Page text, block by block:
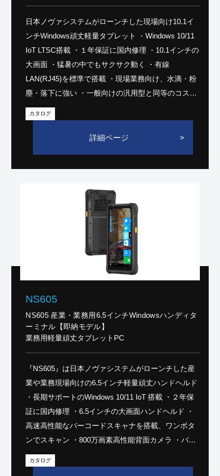
日本ノヴァシステムがローンチした現場向け10.1イ
ンチWindows頑丈軽量タブレット ・Windows 10/11
IoT LTSC搭載 ・１年保証に国内修理 ・10.1インチの
大画面 ・猛暑の中でもサクサク動く ・有線
LAN(RJ45)を標準で搭載 ・現場業務向け、水滴・粉
塵・落下に強い ・一般向けの汎用型と同等のコスト
感 ・即納可能
カタログ
詳細ページ
NS605
NS605 産業・業務用6.5インチWindowsハンディタ
ーミナル【即納モデル】
業務用軽量頑丈タブレットPC
『NS605』は日本ノヴァシステムがローンチした産
業や業務現場向けの6.5インチ軽量頑丈ハンドヘルド
・長期サポートのWindows 10/11 IoT 搭載 ・２年保
証に国内修理 ・6.5インチの大画面ハンドヘルド ・
高速高性能なバーコードスキャナを搭載、ワンボタ
ンでスキャン ・800万画素高性能背面カメラ ・バッ
テリレスの運用可 ・猛暑の中でもサクサク動く ・現
場業務向け、水滴・粉塵・落下に強い ・即納対応
カタログ